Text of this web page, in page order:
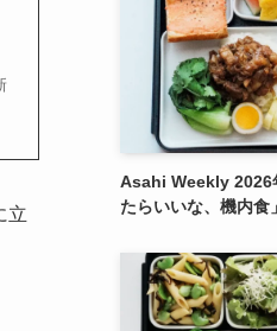
立
Asahi Weekly 2026
たらいいな、機内